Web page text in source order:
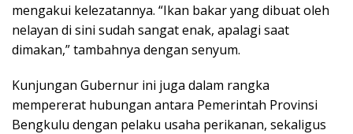
mengakui kelezatannya. “Ikan bakar yang dibuat oleh
nelayan di sini sudah sangat enak, apalagi saat
dimakan,” tambahnya dengan senyum.
Kunjungan Gubernur ini juga dalam rangka
mempererat hubungan antara Pemerintah Provinsi
Bengkulu dengan pelaku usaha perikanan, sekaligus